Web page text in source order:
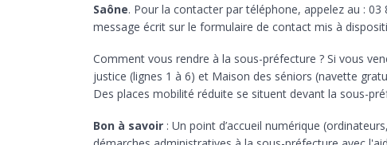
Saône. Pour la contacter par téléphone, appelez au : 03
message écrit sur le formulaire de contact mis à
Comment vous rendre à la sous-préfecture ? Si vous
justice (lignes 1 à 6) et Maison des séniors (navette
Des places mobilité réduite se situent devant la sous-
Bon à savoir : Un point d’accueil numérique